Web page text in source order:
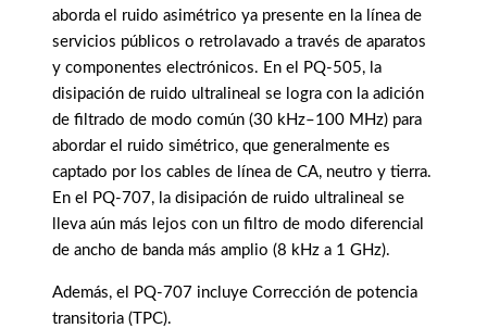
aborda el ruido asimétrico ya presente en la línea de
servicios públicos o retrolavado a través de aparatos
y componentes electrónicos. En el PQ-505, la
disipación de ruido ultralineal se logra con la adición
de filtrado de modo común (30 kHz–100 MHz) para
abordar el ruido simétrico, que generalmente es
captado por los cables de línea de CA, neutro y tierra.
En el PQ-707, la disipación de ruido ultralineal se
lleva aún más lejos con un filtro de modo diferencial
de ancho de banda más amplio (8 kHz a 1 GHz).
Además, el PQ-707 incluye Corrección de potencia
transitoria (TPC).